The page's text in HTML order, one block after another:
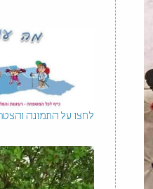
לחצו על התמונה